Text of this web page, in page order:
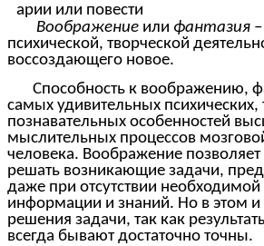
арии или повести
Воображение или фантазия
психической, творческой
воссоздающего новое.
Способность к воображению,
самых удивительных психических,
познавательных особенностей
мыслительных процессов
человека. Воображение
решать возникающие задачи,
даже при отсутствии
информации и знаний. Но в этом и
решения задачи, так как
всегда бывают достаточно точны.